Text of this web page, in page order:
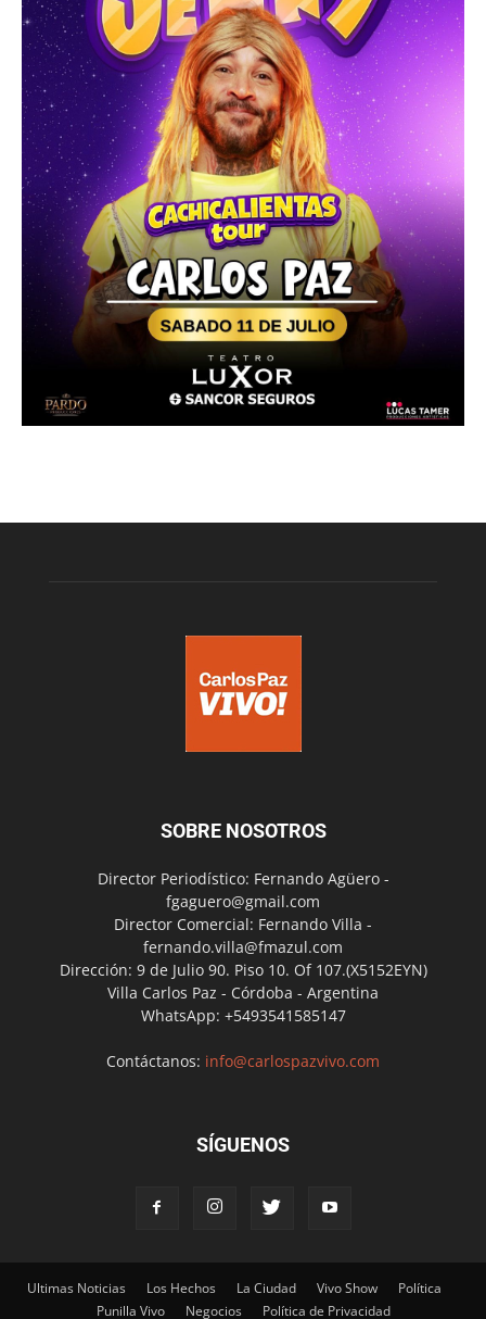
SOBRE NOSOTROS
Director Periodístico: Fernando Agüero -
fgaguero@gmail.com
Director Comercial: Fernando Villa -
fernando.villa@fmazul.com
Dirección: 9 de Julio 90. Piso 10. Of 107.(X5152EYN)
Villa Carlos Paz - Córdoba - Argentina
WhatsApp: +5493541585147
Contáctanos: info@carlospazvivo.com
SÍGUENOS
Ultimas Noticias Los Hechos La Ciudad Vivo Show
Política
Punilla Vivo
Negocios Política de Privacidad